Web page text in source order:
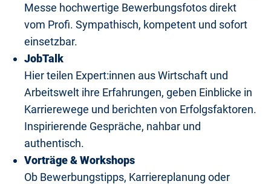
Messe hochwertige Bewerbungsfotos direkt
vom Profi. Sympathisch, kompetent und sofort
einsetzbar.
JobTalk
Hier teilen Expert:innen aus Wirtschaft und
Arbeitswelt ihre Erfahrungen, geben Einblicke in
Karrierewege und berichten von Erfolgsfaktoren.
Inspirierende Gespräche, nahbar und
authentisch.
Vorträge & Workshops
Ob Bewerbungstipps, Karriereplanung oder